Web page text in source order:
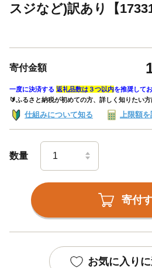
スジなど)訳あり【
寄付金額
一度に決済する 返礼品数は３つ以内を推奨して
🔰ふるさと納税が初めての方、詳しく知りたい方
仕組みについて知る 上限額
数量
寄付
お気に入り